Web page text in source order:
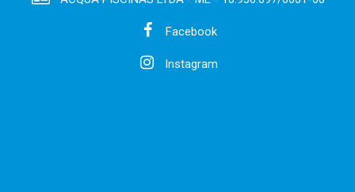
Facebook
Instagram